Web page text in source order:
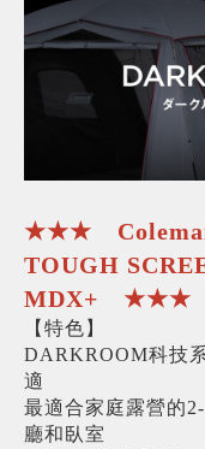
★★★ Coleman
TOUGH
MDX+ ★★★
【特色】
DARKROOM科技
適
最適合家庭露營的
廳和臥室